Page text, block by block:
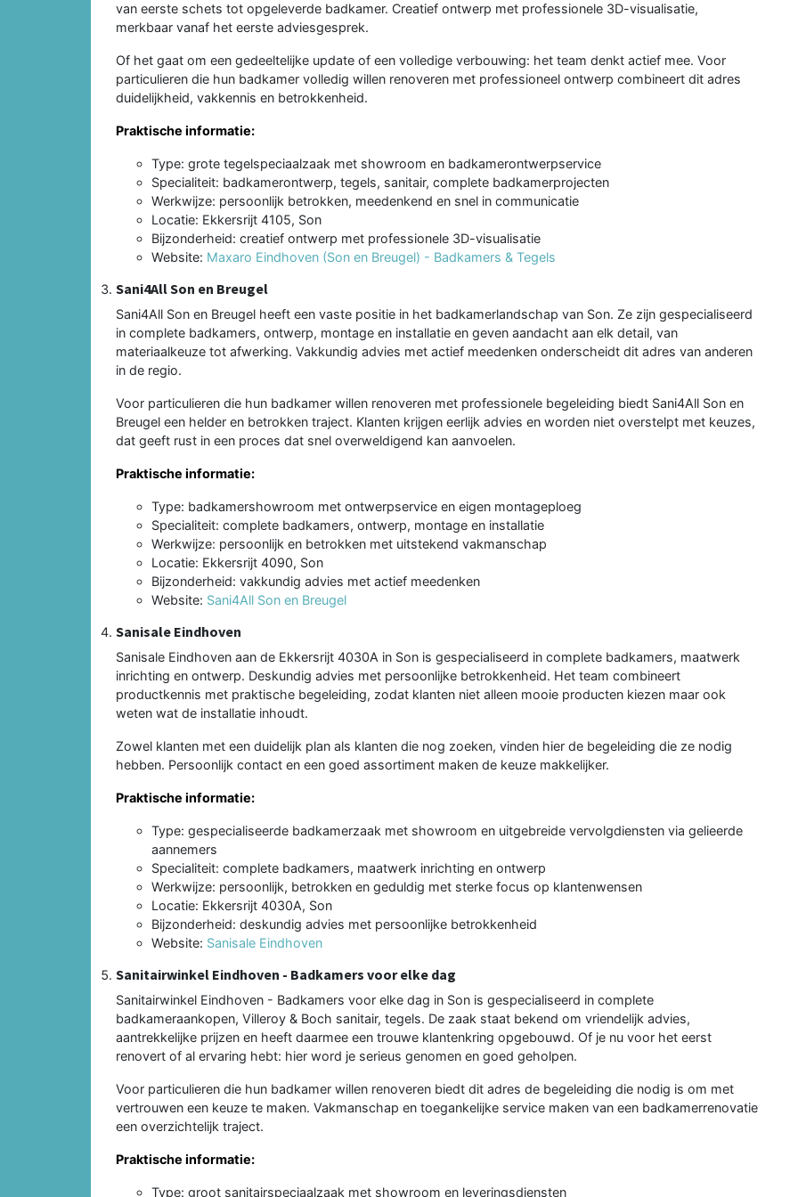
van eerste schets tot opgeleverde badkamer. Creatief ontwerp met professionele 3D-visualisatie,
merkbaar vanaf het eerste adviesgesprek.
Of het gaat om een gedeeltelijke update of een volledige verbouwing: het team denkt actief mee. Voor
particulieren die hun badkamer volledig willen renoveren met professioneel ontwerp combineert dit adres
duidelijkheid, vakkennis en betrokkenheid.
Praktische informatie:
Type: grote tegelspeciaalzaak met showroom en badkamerontwerpservice
Specialiteit: badkamerontwerp, tegels, sanitair, complete badkamerprojecten
Werkwijze: persoonlijk betrokken, meedenkend en snel in communicatie
Locatie: Ekkersrijt 4105, Son
Bijzonderheid: creatief ontwerp met professionele 3D-visualisatie
Website: Maxaro Eindhoven (Son en Breugel) - Badkamers & Tegels
Sani4All Son en Breugel
Sani4All Son en Breugel heeft een vaste positie in het badkamerlandschap van Son. Ze zijn gespecialiseerd
in complete badkamers, ontwerp, montage en installatie en geven aandacht aan elk detail, van
materiaalkeuze tot afwerking. Vakkundig advies met actief meedenken onderscheidt dit adres van anderen
in de regio.
Voor particulieren die hun badkamer willen renoveren met professionele begeleiding biedt Sani4All Son en
Breugel een helder en betrokken traject. Klanten krijgen eerlijk advies en worden niet overstelpt met keuzes,
dat geeft rust in een proces dat snel overweldigend kan aanvoelen.
Praktische informatie:
Type: badkamershowroom met ontwerpservice en eigen montageploeg
Specialiteit: complete badkamers, ontwerp, montage en installatie
Werkwijze: persoonlijk en betrokken met uitstekend vakmanschap
Locatie: Ekkersrijt 4090, Son
Bijzonderheid: vakkundig advies met actief meedenken
Website: Sani4All Son en Breugel
Sanisale Eindhoven
Sanisale Eindhoven aan de Ekkersrijt 4030A in Son is gespecialiseerd in complete badkamers, maatwerk
inrichting en ontwerp. Deskundig advies met persoonlijke betrokkenheid. Het team combineert
productkennis met praktische begeleiding, zodat klanten niet alleen mooie producten kiezen maar ook
weten wat de installatie inhoudt.
Zowel klanten met een duidelijk plan als klanten die nog zoeken, vinden hier de begeleiding die ze nodig
hebben. Persoonlijk contact en een goed assortiment maken de keuze makkelijker.
Praktische informatie:
Type: gespecialiseerde badkamerzaak met showroom en uitgebreide vervolgdiensten via gelieerde
aannemers
Specialiteit: complete badkamers, maatwerk inrichting en ontwerp
Werkwijze: persoonlijk, betrokken en geduldig met sterke focus op klantenwensen
Locatie: Ekkersrijt 4030A, Son
Bijzonderheid: deskundig advies met persoonlijke betrokkenheid
Website: Sanisale Eindhoven
Sanitairwinkel Eindhoven - Badkamers voor elke dag
Sanitairwinkel Eindhoven - Badkamers voor elke dag in Son is gespecialiseerd in complete
badkameraankopen, Villeroy & Boch sanitair, tegels. De zaak staat bekend om vriendelijk advies,
aantrekkelijke prijzen en heeft daarmee een trouwe klantenkring opgebouwd. Of je nu voor het eerst
renovert of al ervaring hebt: hier word je serieus genomen en goed geholpen.
Voor particulieren die hun badkamer willen renoveren biedt dit adres de begeleiding die nodig is om met
vertrouwen een keuze te maken. Vakmanschap en toegankelijke service maken van een badkamerrenovatie
een overzichtelijk traject.
Praktische informatie:
Type: groot sanitairspeciaalzaak met showroom en leveringsdiensten